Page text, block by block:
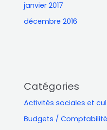
janvier 2017
décembre 2016
Catégories
Activités sociales et
Budgets / Comptabilité